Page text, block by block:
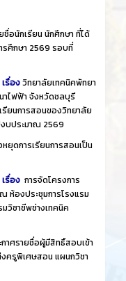
ชื่อนักเรียน นักศึกษา ที่ได้
รศึกษา 2569 รอบที่
รื่องวิทยาลัยเทคนิคพัทยา
ไฟฟ้า จังหวัดชลบุรี
รียนการสอนของวิทยาลัย
บประมาณ 2569
หยุดการเรียนการสอนเป็น
รื่อง การจัดโครงการ
ห้องประชุมการโรงแรม
วิชาชีพช่างเทคนิค
กาศรายชื่อผู้มีสิทธิ์สอบเข้า
ครูพิเศษสอน แผนกวิชา